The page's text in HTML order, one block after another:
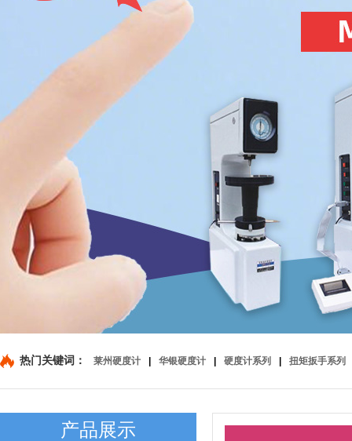
热门关键词： 莱州硬度计 华银硬度计 硬度计系列 扭矩扳手系列
产品展示